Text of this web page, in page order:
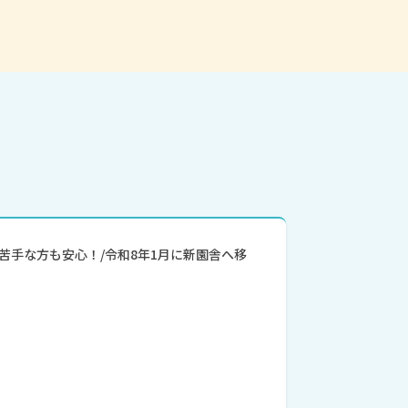
手な方も安心！/令和8年1月に新園舎へ移